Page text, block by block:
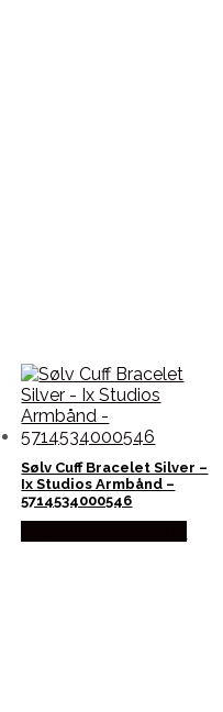
Sølv Cuff Bracelet Silver –
Ix Studios Armbånd –
5714534000546